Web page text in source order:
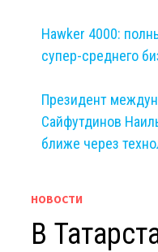
Hawker 4000:
супер-среднего
Президент
Сайфутдинов
ближе через
НОВОСТИ
В